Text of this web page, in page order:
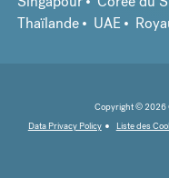
Thaïlande
UAE
Copyright © 2026
Data Privacy Policy
Liste des